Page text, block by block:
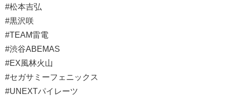
#松本吉弘
#黒沢咲
#TEAM雷電
#渋谷ABEMAS
#EX風林火山
#セガサミーフェニックス
#UNEXTパイレーツ